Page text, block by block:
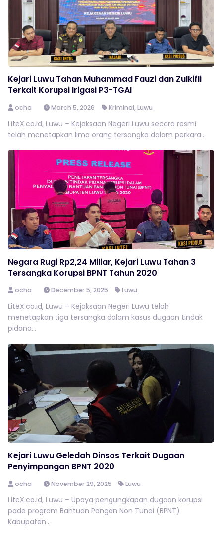
Kejari Luwu Tahan Muhammad Fauzi dan Zulkifli
Terkait Korupsi Irigasi P3-TGAI
ocha March 5, 2026 Kriminal,Luwu
LiteX.co.id, Luwu – Kejaksaan Negeri Luwu secara resmi
telah menetapkan lima orang tersangka dalam perkara...
Negara Rugi Rp2,24 Miliar, Kejari Luwu Tahan 3
Tersangka Korupsi BPNT Tahun 2020
ocha December 5, 2025 Luwu
LiteX.co.id, Luwu – Kejaksaan Negeri Luwu telah
menetapkan tiga tersangka dalam kasus dugaan tindak
pidana...
Kejari Luwu Geledah Dinsos Terkait Dugaan
Penyimpangan BPNT 2020
ocha November 29, 2025 Luwu
LiteX.co.id, Luwu – Upaya pengungkapan dugaan korupsi
pada program Bantuan Pangan Non Tunai (BPNT)
Kabupaten...